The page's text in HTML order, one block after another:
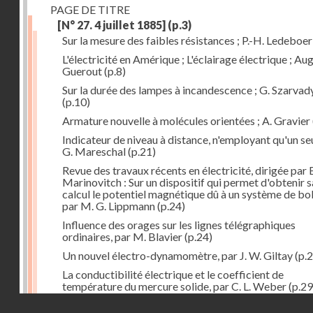
PAGE DE TITRE
[N° 27. 4 juillet 1885] (p.3)
Sur la mesure des faibles résistances ; P.-H. Ledeboer
L'électricité en Amérique ; L'éclairage électrique ;
Guerout(p.8)
Sur la durée des lampes à incandescence ; G.
(p.10)
Armature nouvelle à molécules orientées ; A. Gravier
Indicateur de niveau à distance, n'employant qu'un
G. Mareschal(p.21)
Revue des travaux récents en électricité, dirigée par
Marinovitch : Sur un dispositif qui permet d'obtenir
calcul le potentiel magnétique dû à un système de
par M. G. Lippmann(p.24)
Influence des orages sur les lignes télégraphiques
ordinaires, par M. Blavier(p.24)
Un nouvel électro-dynamomètre, par J. W. Giltay
La conductibilité électrique et le coefficient de
température du mercure solide, par C. L. Weber